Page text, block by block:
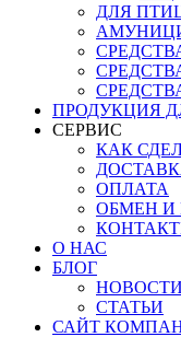
ДЛЯ
ПРОДУКЦИЯ
СЕРВИС
КАК
ОПЛАТА
ОБМЕН И
О НАС
БЛОГ
НОВОСТИ
СТАТЬИ
САЙТ